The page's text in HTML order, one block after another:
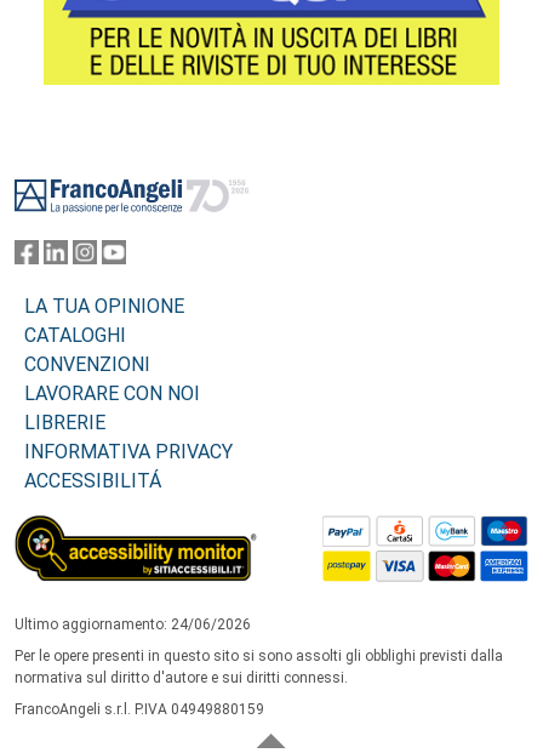
LA TUA OPINIONE
CATALOGHI
CONVENZIONI
LAVORARE CON NOI
LIBRERIE
INFORMATIVA PRIVACY
ACCESSIBILITÁ
Ultimo aggiornamento: 24/06/2026
Per le opere presenti in questo sito si sono assolti gli obblighi previsti dalla
normativa sul diritto d'autore e sui diritti connessi.
FrancoAngeli s.r.l. P.IVA 04949880159